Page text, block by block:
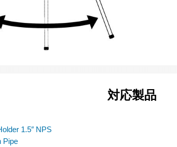
対応製品
1.5″ NPS
Pipe